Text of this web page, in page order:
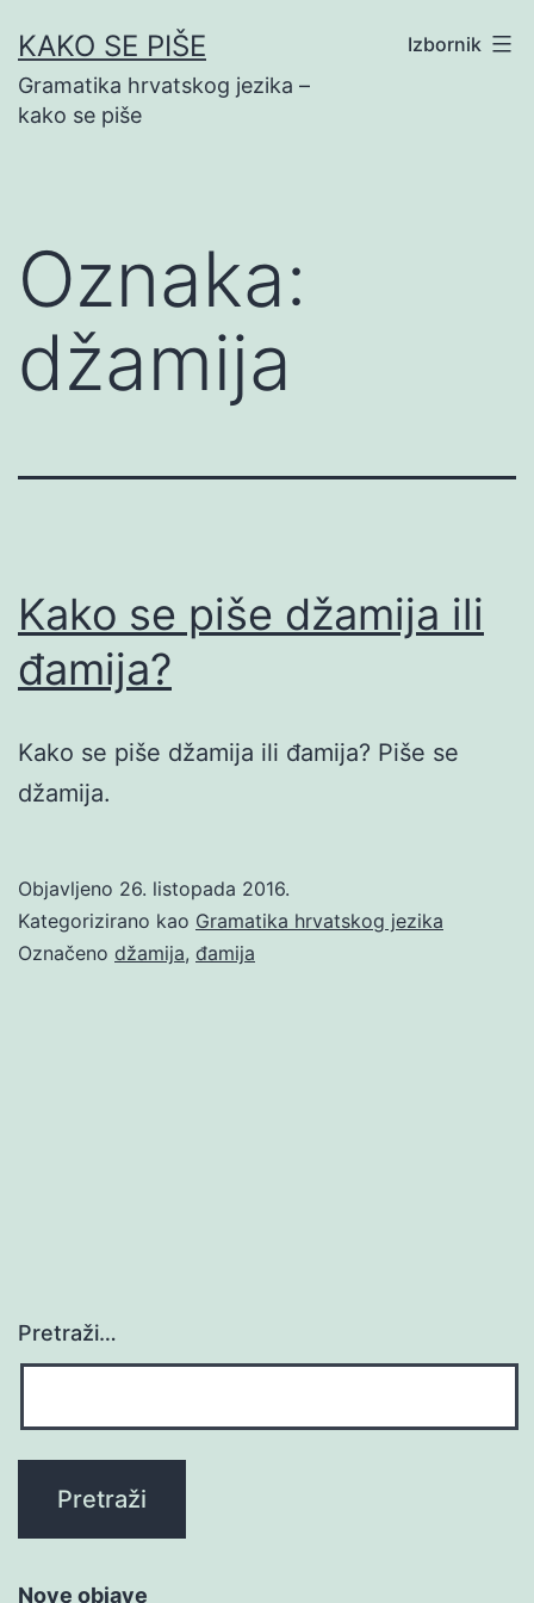
na
sadržaj
KAKO SE PIŠE
Gramatika hrvatskog jezika –
kako se piše
Izbornik
Oznaka:
džamija
Kako se piše džamija ili
đamija?
Kako se piše džamija ili đamija? Piše se
džamija.
Objavljeno 26. listopada 2016.
Kategorizirano kao Gramatika hrvatskog jezika
Označeno džamija, đamija
Pretraži…
Nove objave